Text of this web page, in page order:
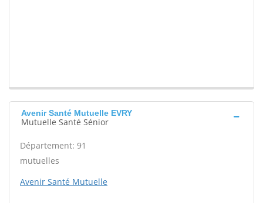
Avenir Santé Mutuelle EVRY
Mutuelle Santé Sénior
Département: 91
mutuelles
Avenir Santé Mutuelle